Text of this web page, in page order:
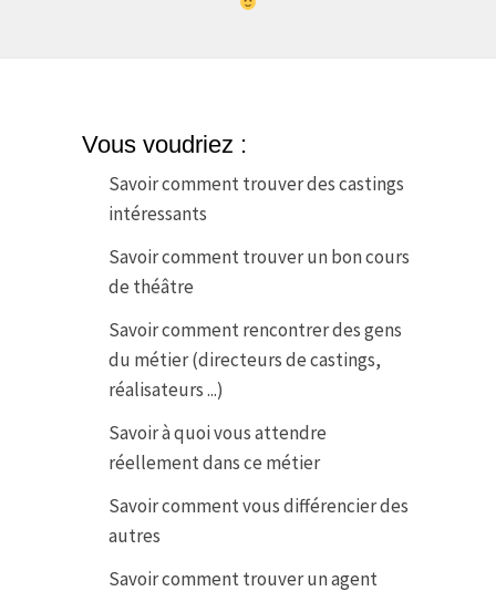
Vous voudriez :
Savoir comment trouver des castings
intéressants
Savoir comment trouver un bon cours
de théâtre
Savoir comment rencontrer des gens
du métier (directeurs de castings,
réalisateurs ...)
Savoir à quoi vous attendre
réellement dans ce métier
Savoir comment vous différencier des
autres
Savoir comment trouver un agent